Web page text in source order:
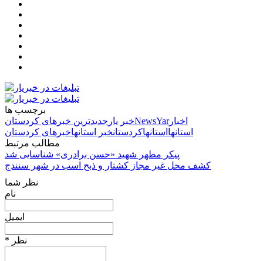
برچسب ها
خبر یار جدیدترین خبرهای کردستان NewsYarاخبار
استانها استانهاکردستانخبر استانهاخبرهای کردستان
مطالب مرتبط
پیکر مطهر شهید «حسن برادری» شناسایی شد
کشف محل غیر مجاز کشتار و ذبح اسب در شهر سنندج
نظر شما
نام
ایمیل
* نظر